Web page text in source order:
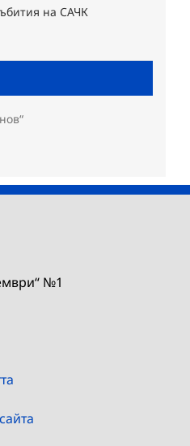
на САЧК
№1